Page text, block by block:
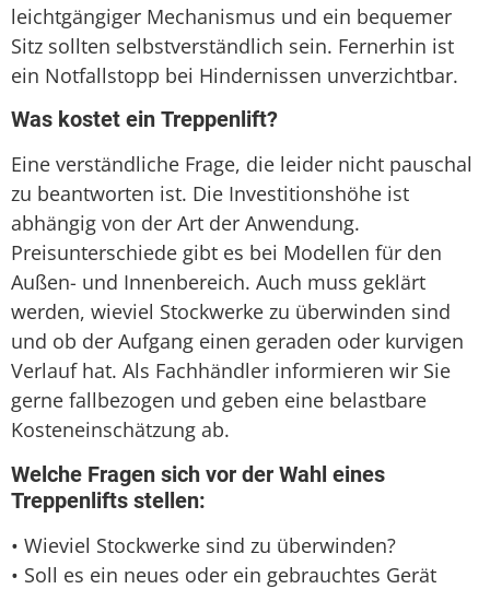
leichtgängiger Mechanismus und ein bequemer
Sitz sollten selbstverständlich sein. Fernerhin ist
ein Notfallstopp bei Hindernissen unverzichtbar.
Was kostet ein Treppenlift?
Eine verständliche Frage, die leider nicht pauschal
zu beantworten ist. Die Investitionshöhe ist
abhängig von der Art der Anwendung.
Preisunterschiede gibt es bei Modellen für den
Außen- und Innenbereich. Auch muss geklärt
werden, wieviel Stockwerke zu überwinden sind
und ob der Aufgang einen geraden oder kurvigen
Verlauf hat. Als Fachhändler informieren wir Sie
gerne fallbezogen und geben eine belastbare
Kosteneinschätzung ab.
Welche Fragen sich vor der Wahl eines
Treppenlifts stellen:
• Wieviel Stockwerke sind zu überwinden?
• Soll es ein neues oder ein gebrauchtes Gerät